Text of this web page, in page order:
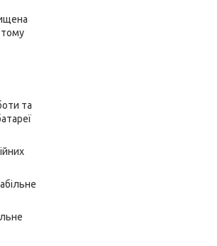
тому
та